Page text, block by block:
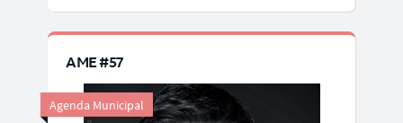
AME #57
Agenda Municipal